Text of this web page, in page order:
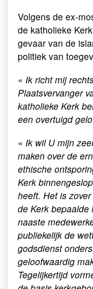
Volgens de ex-
de katholieke
gevaar van de
politiek van
« Ik richt mij
Plaatsvervanger
katholieke Kerk
een overtuigd
« Ik wil U mijn
maken over de
ethische
Kerk
heeft. Het is
de Kerk
naaste
publiekelijk de
godsdienst
geloofwaardig
Tegelijkertijd